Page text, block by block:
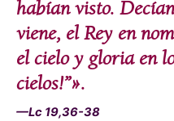
habían visto.
viene, el Rey en
el cielo y gloria en
cielos!”».
—Lc 19,36-38